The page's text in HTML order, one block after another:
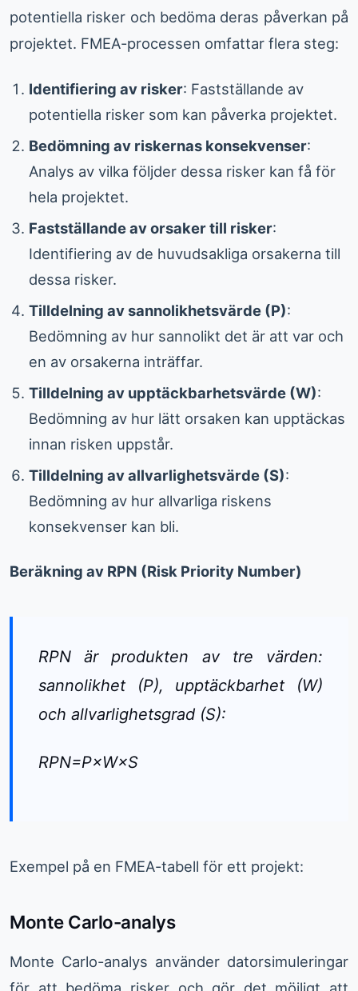
potentiella risker och bedöma deras påverkan på
projektet. FMEA-processen omfattar flera steg:
Identifiering av risker: Fastställande av
potentiella risker som kan påverka projektet.
Bedömning av riskernas konsekvenser:
Analys av vilka följder dessa risker kan få för
hela projektet.
Fastställande av orsaker till risker:
Identifiering av de huvudsakliga orsakerna till
dessa risker.
Tilldelning av sannolikhetsvärde (P):
Bedömning av hur sannolikt det är att var och
en av orsakerna inträffar.
Tilldelning av upptäckbarhetsvärde (W):
Bedömning av hur lätt orsaken kan upptäckas
innan risken uppstår.
Tilldelning av allvarlighetsvärde (S):
Bedömning av hur allvarliga riskens
konsekvenser kan bli.
Beräkning av RPN (Risk Priority Number)
RPN är produkten av tre värden:
sannolikhet (P), upptäckbarhet (W)
och allvarlighetsgrad (S):
RPN=P×W×S
Exempel på en FMEA-tabell för ett projekt:
Monte Carlo-analys
Monte Carlo-analys använder datorsimuleringar